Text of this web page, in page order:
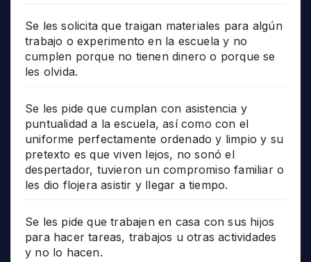
Se les solicita que traigan materiales para algún
trabajo o experimento en la escuela y no
cumplen porque no tienen dinero o porque se
les olvida.
Se les pide que cumplan con asistencia y
puntualidad a la escuela, así como con el
uniforme perfectamente ordenado y limpio y su
pretexto es que viven lejos, no sonó el
despertador, tuvieron un compromiso familiar o
les dio flojera asistir y llegar a tiempo.
Se les pide que trabajen en casa con sus hijos
para hacer tareas, trabajos u otras actividades
y no lo hacen.